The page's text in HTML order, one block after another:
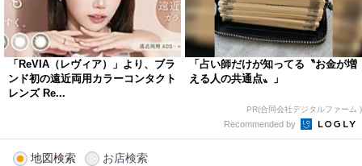
「ReVIA（レヴィア）」より、ブラ
ンド初の遠近両用カラーコンタクト
レンズ Re...
「占い師だけが知ってる〝お金が増
える人の共通点〟」
PR(合同会社デジタルファーム )
Recommended by
地図検索 お店検索